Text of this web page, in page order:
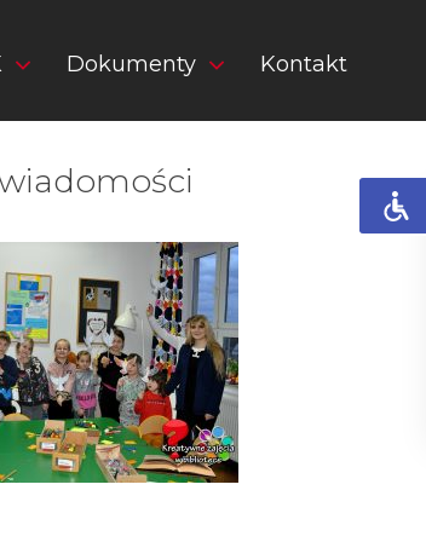
Dokumenty Kontakt